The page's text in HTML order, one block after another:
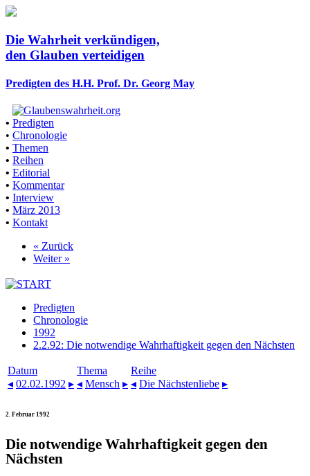
Die Wahrheit verkündigen,
den Glauben verteidigen
Predigten des H.H. Prof. Dr. Georg May
• Predigten
• Chronologie
• Themen
• Reihen
• Editorial
• Kommentar
• Interview
• März 2013
• Kontakt
« Zurück
Weiter »
Predigten
Chronologie
1992
2.2.92: Die notwendige Wahrhaftigkeit gegen den Nächsten
Datum
◂ 02.02.1992 ▸
Thema
◂ Mensch ▸
Reihe
◂ Die Nächstenliebe ▸
2. Februar 1992
Die notwendige Wahrhaftigkeit gegen den
Nächsten